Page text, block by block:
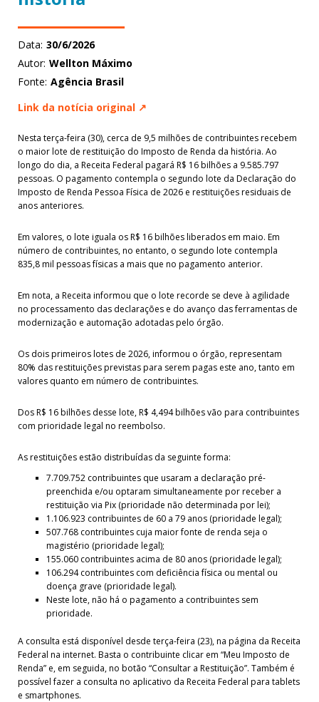
Data: 30/6/2026
Autor: Wellton Máximo
Fonte: Agência Brasil
Link da notícia original ↗
Nesta terça-feira (30), cerca de 9,5 milhões de contribuintes recebem
o maior lote de restituição do Imposto de Renda da história. Ao
longo do dia, a Receita Federal pagará R$ 16 bilhões a 9.585.797
pessoas. O pagamento contempla o segundo lote da Declaração do
Imposto de Renda Pessoa Física de 2026 e restituições residuais de
anos anteriores.
Em valores, o lote iguala os R$ 16 bilhões liberados em maio. Em
número de contribuintes, no entanto, o segundo lote contempla
835,8 mil pessoas físicas a mais que no pagamento anterior.
Em nota, a Receita informou que o lote recorde se deve à agilidade
no processamento das declarações e do avanço das ferramentas de
modernização e automação adotadas pelo órgão.
Os dois primeiros lotes de 2026, informou o órgão, representam
80% das restituições previstas para serem pagas este ano, tanto em
valores quanto em número de contribuintes.
Dos R$ 16 bilhões desse lote, R$ 4,494 bilhões vão para contribuintes
com prioridade legal no reembolso.
As restituições estão distribuídas da seguinte forma:
7.709.752 contribuintes que usaram a declaração pré-
preenchida e/ou optaram simultaneamente por receber a
restituição via Pix (prioridade não determinada por lei);
1.106.923 contribuintes de 60 a 79 anos (prioridade legal);
507.768 contribuintes cuja maior fonte de renda seja o
magistério (prioridade legal);
155.060 contribuintes acima de 80 anos (prioridade legal);
106.294 contribuintes com deficiência física ou mental ou
doença grave (prioridade legal).
Neste lote, não há o pagamento a contribuintes sem
prioridade.
A consulta está disponível desde terça-feira (23), na página da Receita
Federal na internet. Basta o contribuinte clicar em “Meu Imposto de
Renda” e, em seguida, no botão “Consultar a Restituição”. Também é
possível fazer a consulta no aplicativo da Receita Federal para tablets
e smartphones.